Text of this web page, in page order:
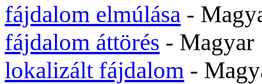
fájdalom elmúlása -
fájdalom áttörés -
lokalizált fájdalom -